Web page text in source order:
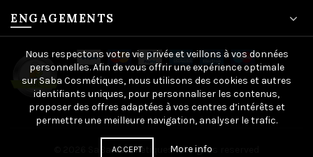
ENGAGEMENTS
SaBa-cosmetiques. All rights reserved
Nous respectons votre vie privée et veillons à vos données
personnelles. Afin de vous offrir une expérience optimale
sur Saba Cosmétiques, nous utilisons des cookies et autres
identifiants uniques, pour personnaliser les contenus,
proposer des offres adaptées à vos centres d’intérêts et
permettre une meilleure navigation, analyser le trafic.
ACCEPT More info